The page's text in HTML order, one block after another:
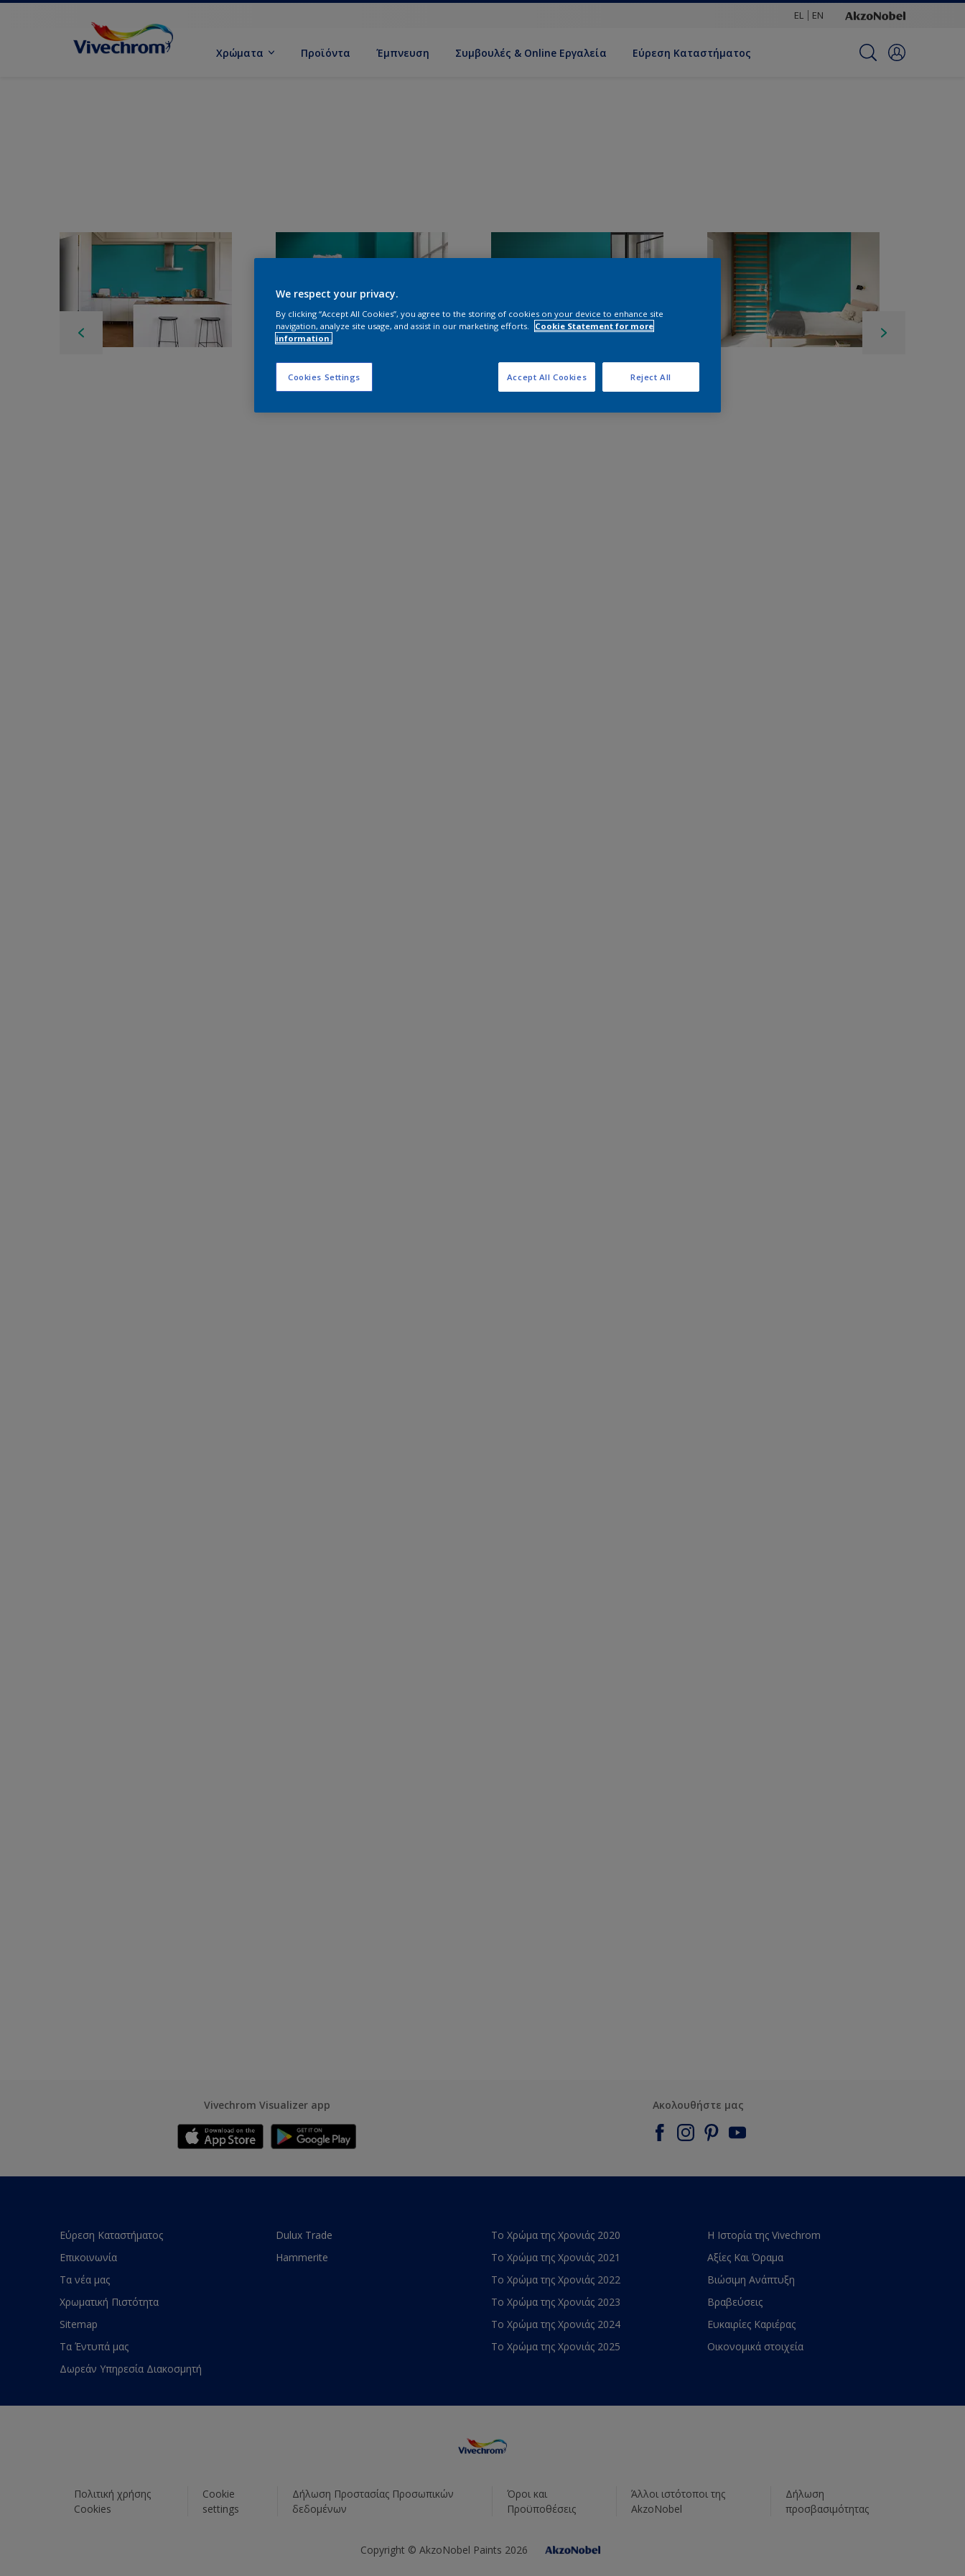
EL EN
Χρώματα Προϊόντα Έμπνευση Συμβουλές & Online Εργαλεία Εύρεση Καταστήματος
Vivechrom Visualizer app Ακολουθήστε μας
Εύρεση Καταστήματος
Επικοινωνία
Τα νέα μας
Χρωματική Πιστότητα
Sitemap
Τα Έντυπά μας
Δωρεάν Υπηρεσία Διακοσμητή
Dulux Trade
Hammerite
Το Χρώμα της Χρονιάς 2020
Το Χρώμα της Χρονιάς 2021
Το Χρώμα της Χρονιάς 2022
Το Χρώμα της Χρονιάς 2023
Το Χρώμα της Χρονιάς 2024
Το Χρώμα της Χρονιάς 2025
Η Ιστορία της Vivechrom
Αξίες Και Όραμα
Βιώσιμη Ανάπτυξη
Βραβεύσεις
Ευκαιρίες Καριέρας
Οικονομικά στοιχεία
Πολιτική χρήσης
Cookies
Cookie
settings
Δήλωση Προστασίας Προσωπικών
δεδομένων
Όροι και
Προϋποθέσεις
Άλλοι ιστότοποι της
AkzoNobel
Δήλωση
προσβασιμότητας
Copyright © AkzoNobel Paints 2026
We respect your privacy.
By clicking “Accept All Cookies”, you agree to the storing of cookies on your device to enhance site
navigation, analyze site usage, and assist in our marketing efforts.
Cookie Statement for more
information.
Cookies Settings Reject All
Accept All Cookies